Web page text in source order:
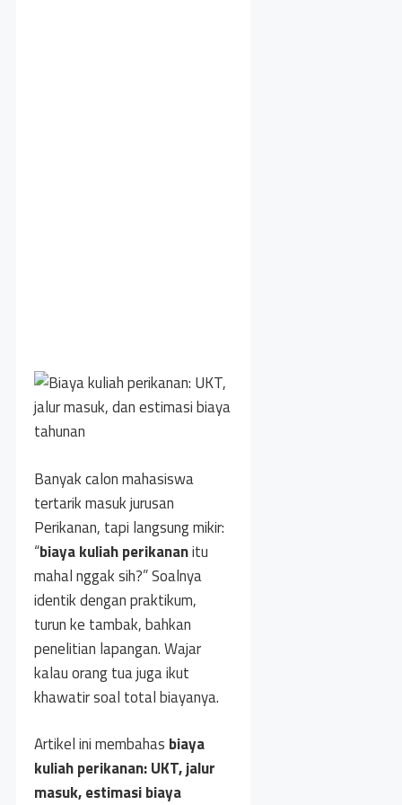
Banyak calon mahasiswa
tertarik masuk jurusan
Perikanan, tapi langsung mikir:
“biaya kuliah perikananitu
mahal nggak sih?” Soalnya
identik dengan praktikum,
turun ke tambak, bahkan
penelitian lapangan. Wajar
kalau orang tua juga ikut
khawatir soal total biayanya.
Artikel ini membahas biaya
kuliah perikanan: UKT, jalur
masuk, estimasi biaya